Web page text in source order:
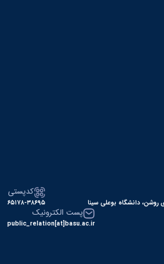
دانشگاه بوعلی سینا
کدپستی
۶۵۱۷۸-۳۸۶۹۵
پست الکترونیک
public_relation[at]basu.ac.ir